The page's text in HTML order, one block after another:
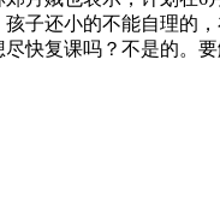
子还小的不能自理的
快复课吗？不是的。